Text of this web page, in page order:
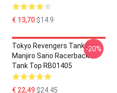
€ 13,70$14.9
Tokyo Revengers Tanktops -
Manjiro Sano Racerback
Tank Top RB01405
€ 22,49$24.45
-20%